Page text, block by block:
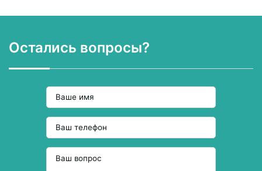
Остались вопросы?